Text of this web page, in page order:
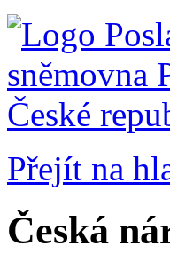
Přejít na
Česká